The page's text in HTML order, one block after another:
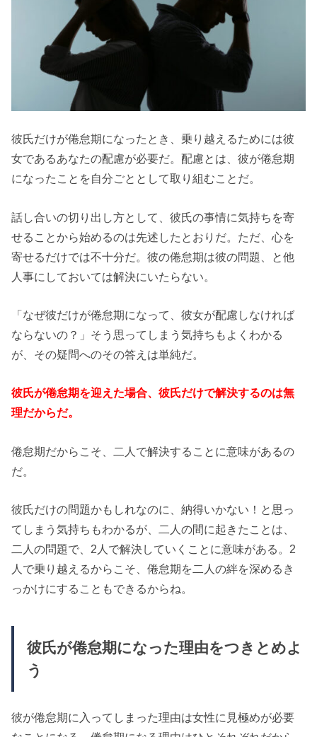
彼氏だけが倦怠期になったとき、乗り越えるためには彼
女であるあなたの配慮が必要だ。配慮とは、彼が倦怠期
になったことを自分ごととして取り組むことだ。
話し合いの切り出し方として、彼氏の事情に気持ちを寄
せることから始めるのは先述したとおりだ。ただ、心を
寄せるだけでは不十分だ。彼の倦怠期は彼の問題、と他
人事にしておいては解決にいたらない。
「なぜ彼だけが倦怠期になって、彼女が配慮しなければ
ならないの？」そう思ってしまう気持ちもよくわかる
が、その疑問へのその答えは単純だ。
彼氏が倦怠期を迎えた場合、彼氏だけで解決するのは無
理だからだ。
倦怠期だからこそ、二人で解決することに意味があるの
だ。
彼氏だけの問題かもしれなのに、納得いかない！と思っ
てしまう気持ちもわかるが、二人の間に起きたことは、
二人の問題で、2人で解決していくことに意味がある。2
人で乗り越えるからこそ、倦怠期を二人の絆を深めるき
っかけにすることもできるからね。
彼氏が倦怠期になった理由をつきとめよ
う
彼が倦怠期に入ってしまった理由は女性に見極めが必要